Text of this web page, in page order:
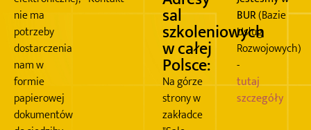
nie ma
potrzeby
dostarczenia
nam w
formie
papierowej
dokumentów
sal
szkoleniowych
w całej
Polsce:
Na górze
strony w
zakładce
BUR(Bazie
Usług
Rozwojowych)
-
tutaj
szczegóły